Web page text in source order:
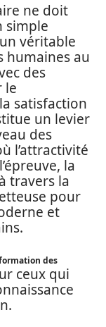
ne doit
simple
véritable
humaines au
des
le
satisfaction
un levier
des
l’attractivité
la
travers la
pour
et
des
ceux qui